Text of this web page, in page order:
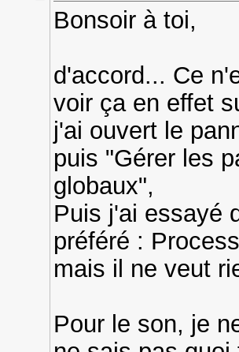
Bonsoir à toi,
d'accord... Ce
voir ça en effet
j'ai ouvert le
puis "Gérer les
globaux",
Puis j'ai essayé
préféré :
mais il ne veut
Pour le son, je